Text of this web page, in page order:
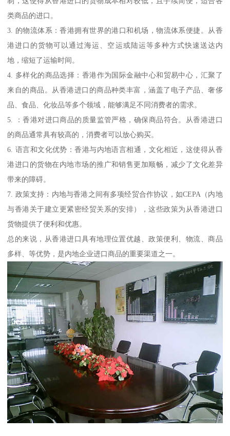
类商品的进口。
3. 的物流体系：香港拥有世界的港口和机场，物流体系便捷。从香
港进口的货物可以通过海运、空运或陆运等多种方式快速送达内
地，缩短了运输时间。
4. 多样化的商品选择：香港作为国际金融中心和贸易中心，汇聚了
来自的商品。从香港进口的商品种类丰富，涵盖了电子产品、奢侈
品、食品、化妆品等多个领域，能够满足不同消费者的需求。
5. ：香港对进口商品的质量监管严格，确保商品符合。从香港进口
的商品通常具有较高的，消费者可以放心购买。
6. 语言和文化优势：香港与内地语言相通，文化相近，这使得从香
港进口的货物在内地市场的推广和销售更加顺畅，减少了文化差异
带来的障碍。
7. 政策支持：内地与香港之间有多项经贸合作协议，如CEPA（内地
与香港关于建立更紧密经贸关系的安排），这些政策为从香港进口
货物提供了便利和优惠。
总的来说，从香港进口具有地理位置优越、政策便利、物流、商品
多样、等优势，是内地企业进口商品的重要渠道之一。